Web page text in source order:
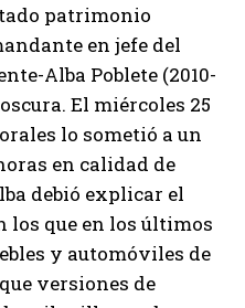
patrimonio
en jefe del
Alba Poblete (2010-
El miércoles 25
lo sometió a un
en calidad de
debió explicar el
los que en los últimos
y automóviles de
versiones de